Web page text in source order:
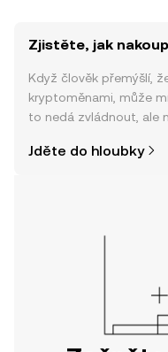
Zjistěte, jak
Když člověk přemýšlí,
kryptoměnami, může
to nedá zvládnout, ale
jednodušší, než si
Jděte do hloubky